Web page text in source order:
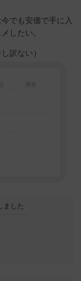
でも安価で手に入
したい。
訳ない）
ました